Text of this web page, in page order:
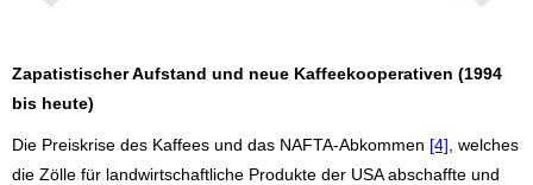
Zapatistischer Aufstand und neue Kaffeekooperativen (1994
bis heute)
Die Preiskrise des Kaffees und das NAFTA-Abkommen [4] , welches
die Zölle für landwirtschaftliche Produkte der USA abschaffte und